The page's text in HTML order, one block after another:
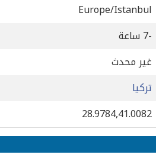
Europe/Istanbul
-7 ساعة
غير محدث
تركيا
28.9784,41.0082